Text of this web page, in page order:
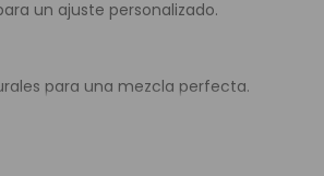
un ajuste personalizado.
para una mezcla perfecta.